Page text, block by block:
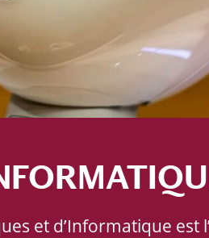
et d’Informatique est